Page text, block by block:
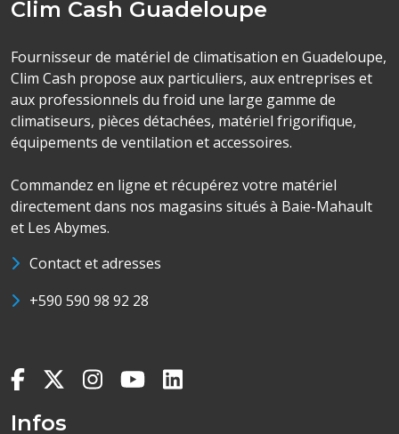
Clim Cash Guadeloupe
Fournisseur de matériel de climatisation en Guadeloupe,
Clim Cash propose aux particuliers, aux entreprises et
aux professionnels du froid une large gamme de
climatiseurs, pièces détachées, matériel frigorifique,
équipements de ventilation et accessoires.
Commandez en ligne et récupérez votre matériel
directement dans nos magasins situés à Baie-Mahault
et Les Abymes.
Contact et adresses
+590 590 98 92 28
Infos